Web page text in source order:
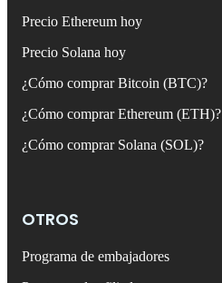
Precio Ethereum hoy
Precio Solana hoy
¿Cómo comprar Bitcoin (BTC)?
¿Cómo comprar Ethereum (ETH)?
¿Cómo comprar Solana (SOL)?
OTROS
Programa de embajadores